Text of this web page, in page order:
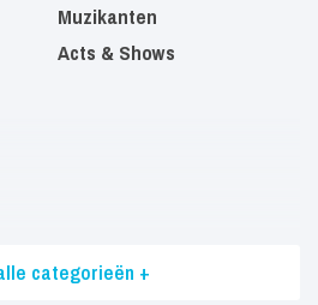
Muzikanten
Acts & Shows
categorieën +